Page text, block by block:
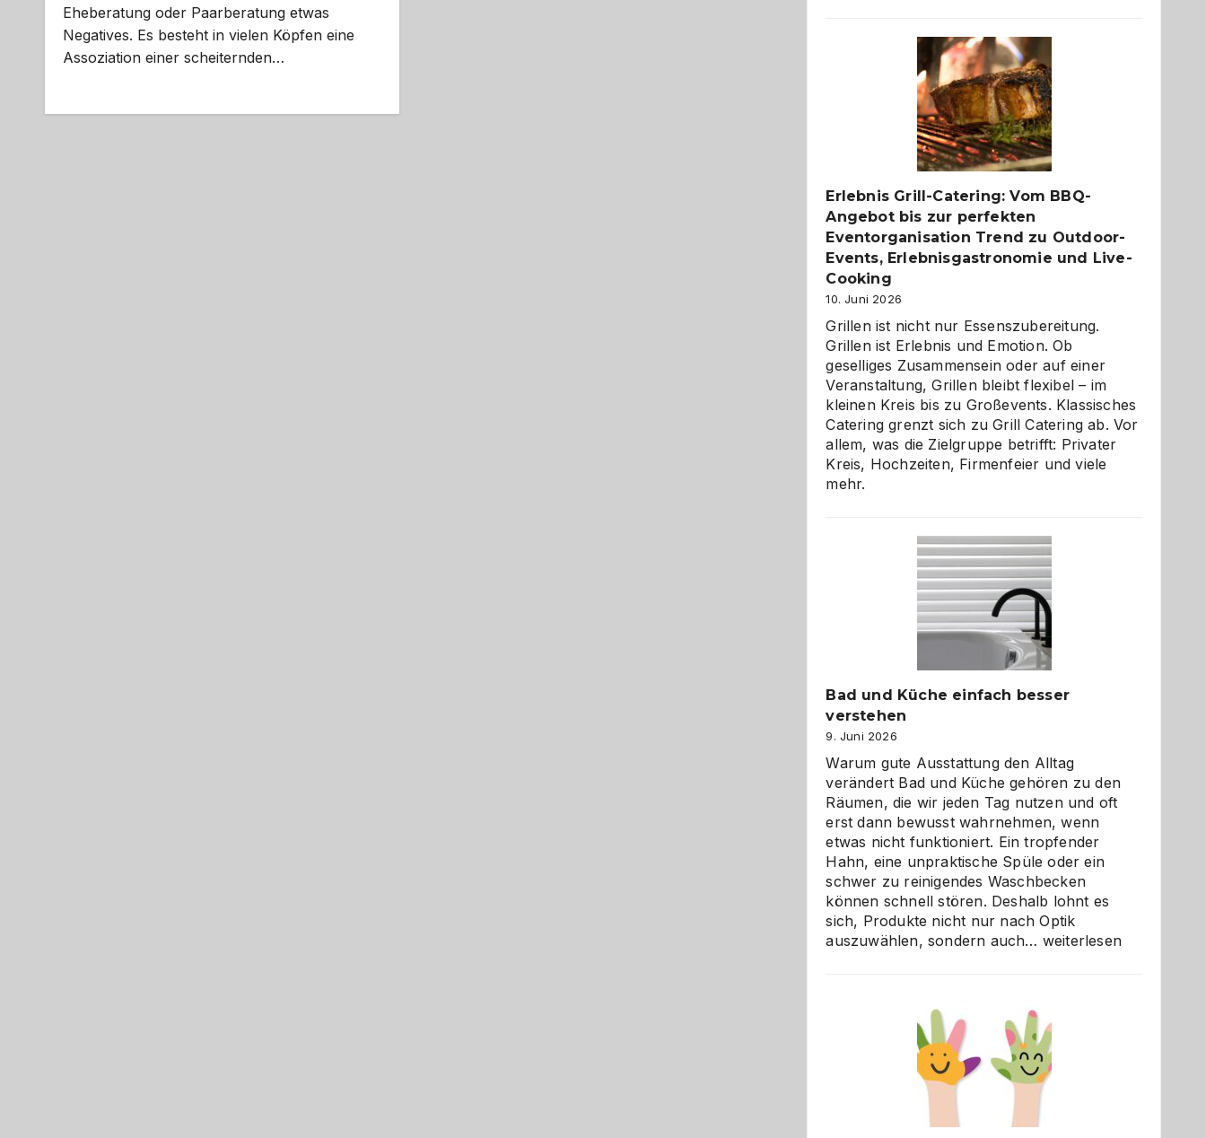
Eheberatung oder Paarberatung etwas
Negatives. Es besteht in vielen Köpfen eine
Assoziation einer scheiternden…
–
die
Gelegenheit,
neue
Reiseziele
zu
entdecken
Erlebnis Grill-Catering: Vom BBQ-
Angebot bis zur perfekten
Eventorganisation Trend zu Outdoor-
Events, Erlebnisgastronomie und Live-
Cooking
10. Juni 2026
Grillen ist nicht nur Essenszubereitung.
Grillen ist Erlebnis und Emotion. Ob
geselliges Zusammensein oder auf einer
Veranstaltung, Grillen bleibt flexibel – im
kleinen Kreis bis zu Großevents. Klassisches
Catering grenzt sich zu Grill Catering ab. Vor
allem, was die Zielgruppe betrifft: Privater
Kreis, Hochzeiten, Firmenfeier und viele
mehr.
Bad und Küche einfach besser
verstehen
9. Juni 2026
Warum gute Ausstattung den Alltag
verändert Bad und Küche gehören zu den
Räumen, die wir jeden Tag nutzen und oft
erst dann bewusst wahrnehmen, wenn
etwas nicht funktioniert. Ein tropfender
Hahn, eine unpraktische Spüle oder ein
schwer zu reinigendes Waschbecken
können schnell stören. Deshalb lohnt es
sich, Produkte nicht nur nach Optik
auszuwählen, sondern auch… Bad
besser
verstehen
weiterlesen